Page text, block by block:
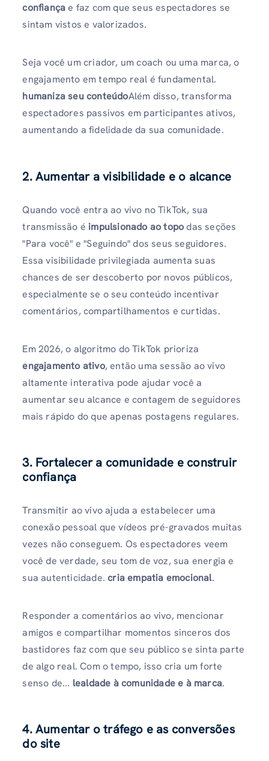
confiançae faz com que seus espectadores se
sintam vistos e valorizados.
Seja você um criador, um coach ou uma marca, o
engajamento em tempo real é fundamental.
humaniza seu conteúdoAlém disso, transforma
espectadores passivos em participantes ativos,
aumentando a fidelidade da sua comunidade.
2. Aumentar a visibilidade e o alcance
Quando você entra ao vivo no TikTok, sua
transmissão é impulsionado ao topodas seções
"Para você" e "Seguindo" dos seus seguidores.
Essa visibilidade privilegiada aumenta suas
chances de ser descoberto por novos públicos,
especialmente se o seu conteúdo incentivar
comentários, compartilhamentos e curtidas.
Em 2026, o algoritmo do TikTok prioriza
engajamento ativo, então uma sessão ao vivo
altamente interativa pode ajudar você a
aumentar seu alcance e contagem de seguidores
mais rápido do que apenas postagens regulares.
3. Fortalecer a comunidade e construir
confiança
Transmitir ao vivo ajuda a estabelecer uma
conexão pessoal que vídeos pré-gravados muitas
vezes não conseguem. Os espectadores veem
você de verdade, seu tom de voz, sua energia e
sua autenticidade.cria empatia emocional.
Responder a comentários ao vivo, mencionar
amigos e compartilhar momentos sinceros dos
bastidores faz com que seu público se sinta parte
de algo real. Com o tempo, isso cria um forte
senso de... lealdade à comunidade e à marca.
4. Aumentar o tráfego e as conversões
do site